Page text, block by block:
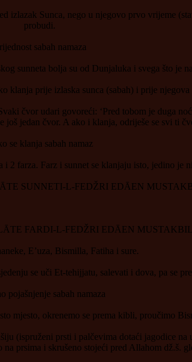
izlazak Sunca, nego u njegovo prvo vrijeme
probudi.
sabah namaza
sunneta bolja su od Dunjaluka i svega što je
klanja prije izlaska sunca (sabah) i prije
čvor udari govoreći: ‘Pred tobom je duga
još jedan čvor. A ako i klanja, odriješe se svi ti
se klanja sabah namaz
i 2 farza. Farz i sunnet se klanjaju isto, jedino je
SUNNETI-L-FEDŽRI EDĀEN
FARDI-L-FEDŽRI EDĀEN
E’uza, Bismilla, Fatiha i sure.
se uči Et-tehijjatu, salevati i dova, pa se
pojašnjenje sabah namaza
mjesto, okrenemo se prema kibli, proučimo
(ispruženi prsti i palčevima dotaći jagodice na
prsima i skrušeno stojeći pred Allahom dž.š.